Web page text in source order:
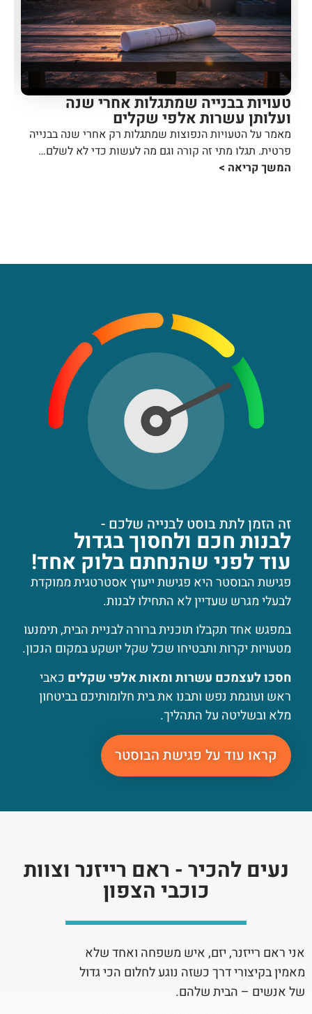
טעויות בבנייה שמתגלות אחרי שנה
ועלותן עשרות אלפי שקלים
מאמר על הטעויות הנפוצות שמתגלות רק אחרי שנה בבנייה
פרטית. תגלו מתי זה קורה וגם מה לעשות כדי לא לשלם…
המשך קריאה >
זה הזמן לתת בוסט לבנייה שלכם -
לבנות חכם ולחסוך בגדול
עוד לפני שהנחתם בלוק אחד!
פגישת הבוסטר היא פגישת ייעוץ אסטרטגית ממוקדת
לבעלי מגרש שעדיין לא התחילו לבנות.
במפגש אחד תקבלו תוכנית ברורה לבניית הבית, תימנעו
מטעויות יקרות ותבטיחו שכל שקל יושקע במקום הנכון.
חסכו לעצמכם עשרות ומאות אלפי שקליםכאבי
ראש ועוגמת נפש ותבנו את בית חלומותיכם בביטחון
מלא ובשליטה על התהליך.
קראו עוד על פגישת הבוסטר
נעים להכיר - ראם רייזנר וצוות
כוכבי הצפון
אני ראם רייזנר, יזם, איש משפחה ואחד שלא
מאמין בקיצורי דרך כשזה נוגע לחלום הכי גדול
של אנשים – הבית שלהם.